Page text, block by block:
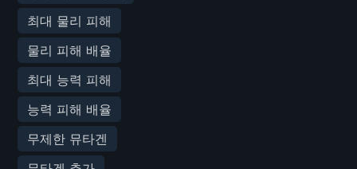
최대 물리 피해
물리 피해 배율
최대 능력 피해
능력 피해 배율
무제한 뮤타겐